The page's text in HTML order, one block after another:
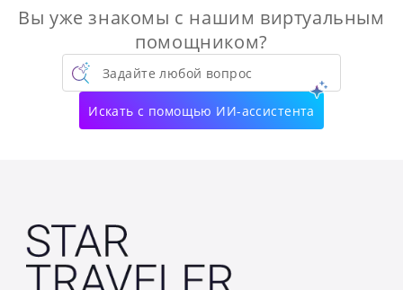
Вы уже знакомы с нашим виртуальным
помощником?
Задайте любой вопрос
Искать с помощью ИИ-ассистента